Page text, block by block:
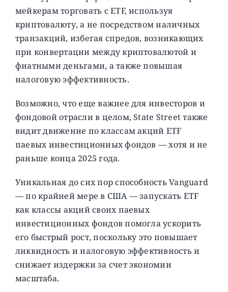
мейкерам торговать с ETF, используя
криптовалюту, а не посредством наличных
транзакций, избегая спредов, возникающих
при конвертации между криптовалютой и
фиатными деньгами, а также повышая
налоговую эффективность.
Возможно, что еще важнее для инвесторов и
фондовой отрасли в целом, State Street также
видит движение по классам акций ETF
паевых инвестиционных фондов — хотя и не
раньше конца 2025 года.
Уникальная до сих пор способность Vanguard
— по крайней мере в США — запускать ETF
как классы акций своих паевых
инвестиционных фондов помогла ускорить
его быстрый рост, поскольку это повышает
ликвидность и налоговую эффективность и
снижает издержки за счет экономии
масштаба.